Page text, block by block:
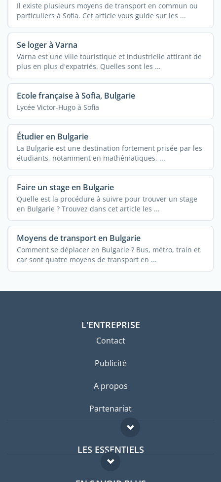
Il existe plusieurs moyens de transport en commun ou
particuliers à Sofia. Cet article vous guide sur les ...
Se loger à Varna
Varna est une ville touristique et industrielle attirant de
plus en plus d'expatriés. Quelles sont les ...
Ecole française à Sofia, Bulgarie
Lycée Victor-Hugo à Sofia
Étudier en Bulgarie
La Bulgarie est une destination fortement prisée par les
étudiants, notamment en mathématiques, ...
Faire un stage en Bulgarie
Quelle est la procédure à suivre pour trouver un stage
en Bulgarie ? Trouvez dans cet article les ...
Moyens de transport en Bulgarie
Comment se déplacer en Bulgarie ? Bus, métro, train et
car sont quatre moyens de transport en ...
L'ENTREPRISE
Contact
Publicité
A propos
Partenariat
LES ESSENTIELS
Forum expatriés